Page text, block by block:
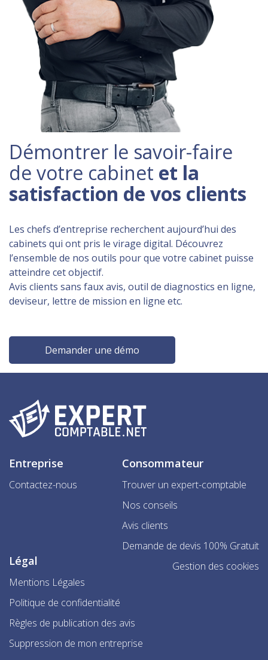
Démontrer le savoir-faire
de votre cabinet et la
satisfaction de vos clients
Les chefs d’entreprise recherchent aujourd’hui des
cabinets qui ont pris le virage digital. Découvrez
l’ensemble de nos outils pour que votre cabinet puisse
atteindre cet objectif.
Avis clients sans faux avis, outil de diagnostics en ligne,
deviseur, lettre de mission en ligne etc.
Demander une démo
Entreprise
Contactez-nous
Consommateur
Trouver un expert-comptable
Nos conseils
Avis clients
Demande de devis 100% Gratuit
Légal
Mentions Légales
Politique de confidentialité
Règles de publication des avis
Suppression de mon entreprise
Gestion des cookies